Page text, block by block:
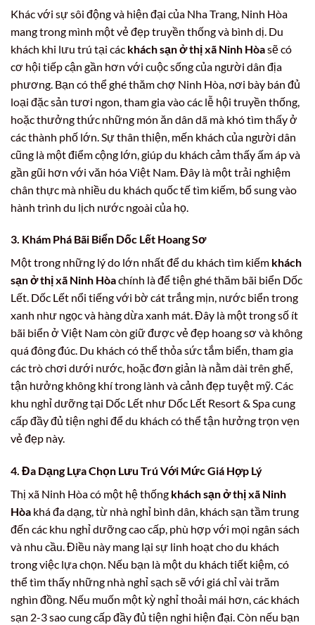
Khác với sự sôi động và hiện đại của Nha Trang, Ninh Hòa
mang trong mình một vẻ đẹp truyền thống và bình dị. Du
khách khi lưu trú tại các khách sạn ở thị xã Ninh Hòasẽ có
cơ hội tiếp cận gần hơn với cuộc sống của người dân địa
phương. Bạn có thể ghé thăm chợ Ninh Hòa, nơi bày bán đủ
loại đặc sản tươi ngon, tham gia vào các lễ hội truyền thống,
hoặc thưởng thức những món ăn dân dã mà khó tìm thấy ở
các thành phố lớn. Sự thân thiện, mến khách của người dân
cũng là một điểm cộng lớn, giúp du khách cảm thấy ấm áp và
gần gũi hơn với văn hóa Việt Nam. Đây là một trải nghiệm
chân thực mà nhiều du khách quốc tế tìm kiếm, bổ sung vào
hành trình du lịch nước ngoài của họ.
3. Khám Phá Bãi Biển Dốc Lết Hoang Sơ
Một trong những lý do lớn nhất để du khách tìm kiếm khách
sạn ở thị xã Ninh Hòachính là để tiện ghé thăm bãi biển Dốc
Lết. Dốc Lết nổi tiếng với bờ cát trắng mịn, nước biển trong
xanh như ngọc và hàng dừa xanh mát. Đây là một trong số ít
bãi biển ở Việt Nam còn giữ được vẻ đẹp hoang sơ và không
quá đông đúc. Du khách có thể thỏa sức tắm biển, tham gia
các trò chơi dưới nước, hoặc đơn giản là nằm dài trên ghế,
tận hưởng không khí trong lành và cảnh đẹp tuyệt mỹ. Các
khu nghỉ dưỡng tại Dốc Lết như Dốc Lết Resort & Spa cung
cấp đầy đủ tiện nghi để du khách có thể tận hưởng trọn vẹn
vẻ đẹp này.
4. Đa Dạng Lựa Chọn Lưu Trú Với Mức Giá Hợp Lý
Thị xã Ninh Hòa có một hệ thống khách sạn ở thị xã Ninh
Hòa khá đa dạng, từ nhà nghỉ bình dân, khách sạn tầm trung
đến các khu nghỉ dưỡng cao cấp, phù hợp với mọi ngân sách
và nhu cầu. Điều này mang lại sự linh hoạt cho du khách
trong việc lựa chọn. Nếu bạn là một du khách tiết kiệm, có
thể tìm thấy những nhà nghỉ sạch sẽ với giá chỉ vài trăm
nghìn đồng. Nếu muốn một kỳ nghỉ thoải mái hơn, các khách
sạn 2-3 sao cung cấp đầy đủ tiện nghi hiện đại. Còn nếu bạn